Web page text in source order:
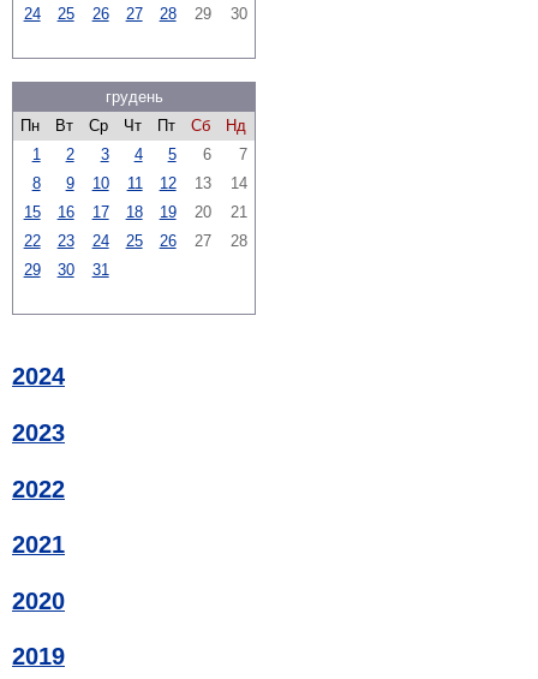
24 25 26 27 28 29 30
грудень
Пн
Вт Ср Чт Пт Сб
Нд
1
2 3 4 5 6
7
8
9 10 11 12 13
14
15
16 17 18 19 20
21
22
23 24 25 26 27
28
29
30 31
2024
2023
2022
2021
2020
2019